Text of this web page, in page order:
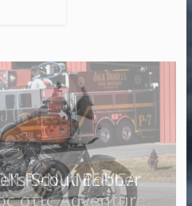
PAN AMERICA
στις Adventure
Scout Bobber